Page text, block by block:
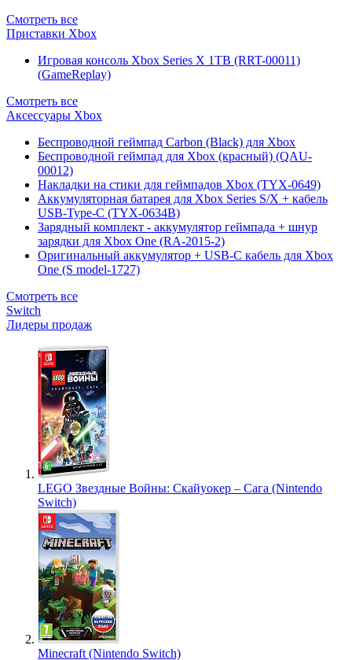
Смотреть все
Приставки Xbox
Игровая консоль Xbox Series X 1TB (RRT-00011)
(GameReplay)
Смотреть все
Аксессуары Xbox
Беспроводной геймпад Carbon (Black) для Xbox
Беспроводной геймпад для Xbox (красный) (QAU-
00012)
Накладки на стики для геймпадов Xbox (TYX-0649)
Аккумуляторная батарея для Xbox Series S/X + кабель
USB-Type-C (TYX-0634B)
Зарядный комплект - аккумулятор геймпада + шнур
зарядки для Xbox One (RA-2015-2)
Оригинальный аккумулятор + USB-C кабель для Xbox
One (S model-1727)
Смотреть все
Switch
Лидеры продаж
LEGO Звездные Войны: Скайуокер – Сага (Nintendo
Switch)
Minecraft (Nintendo Switch)